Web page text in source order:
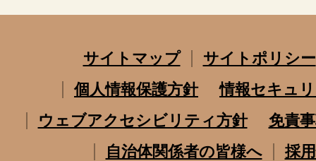
サイトマップ
サイトポリシー
個人情報保護方針
情報セキュ
ウェブアクセシビリティ方針
免責
自治体関係者の皆様へ
採